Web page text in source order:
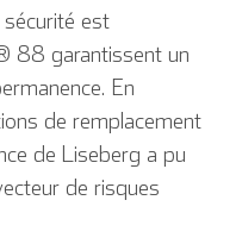
est
88 garantissent un
En
de remplacement
de Liseberg a pu
de risques